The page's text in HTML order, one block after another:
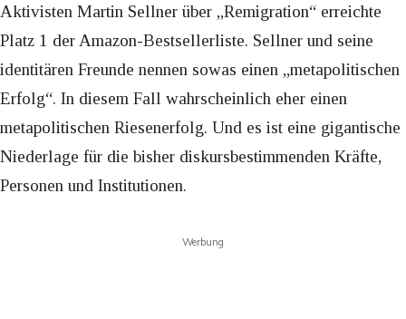
Aktivisten Martin Sellner über „Remigration“ erreichte
Platz 1 der Amazon-Bestsellerliste. Sellner und seine
identitären Freunde nennen sowas einen „metapolitischen
Erfolg“. In diesem Fall wahrscheinlich eher einen
metapolitischen Riesenerfolg. Und es ist eine gigantische
Niederlage für die bisher diskursbestimmenden Kräfte,
Personen und Institutionen.
Werbung